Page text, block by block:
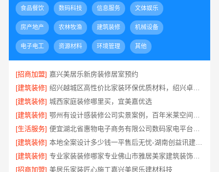
食品餐饮 数码科技 信息服务 文体娱乐
房产地产 农林牧渔 建筑装修 机械设备
电子电工 资源材料 环境管理 其他
[招商加盟] 嘉兴美居乐新房装修居室预约
[建筑装修]
绍兴越城区高性价比家装环保优质材料，绍兴卓鑫装饰材料有限公司品质之选
[建筑装修] 城西家庭装修哪里买，宜美嘉优选
[建筑装修]
[生活服务]
[建筑装修]
本地全案设计多少钱一平售后无忧-湖南创益讯建筑有限公司
[建筑装修]
专业家装装修哪家专业佛山市雅居美家建筑装饰工程有限公司
[招商加盟] 美居乐家装匠心施工嘉兴美居乐建材科技